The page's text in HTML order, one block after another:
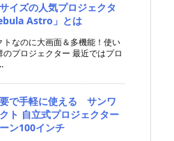
イズの人気プロジェクタ
Astro」とは
トなのに大画面＆多機能！使い
のプロジェクター 最近ではプロ
で手軽に使える サンワ
ト 自立式プロジェクター
ン100インチ